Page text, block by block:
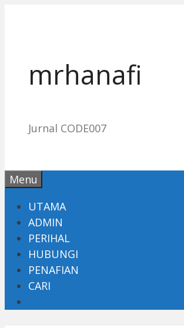
mrhanafi
Jurnal CODE007
Menu
UTAMA
ADMIN
PERIHAL
HUBUNGI
PENAFIAN
CARI